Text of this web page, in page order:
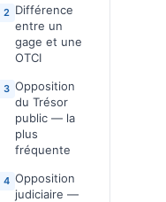
2 Différence
entre un
gage et une
OTCI
3 Opposition
du Trésor
public — la
plus
fréquente
4 Opposition
judiciaire —